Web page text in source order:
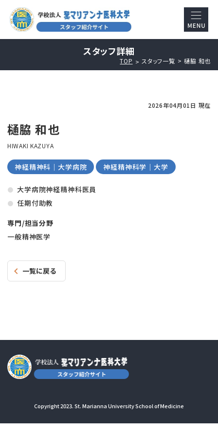
スタッフ詳細
TOP スタッフ一覧 樋脇 和也
2026年04月01日 現在
樋脇 和也
HIWAKI KAZUYA
神経精神科｜大学病院 神経精神科学｜大学
大学病院神経精神科医員
任期付助教
専門/担当分野
一般精神医学
一覧に戻る
Copyright 2023. St. Marianna University School of Medicine